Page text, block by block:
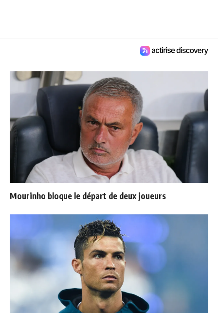
Mourinho bloque le départ de deux joueurs